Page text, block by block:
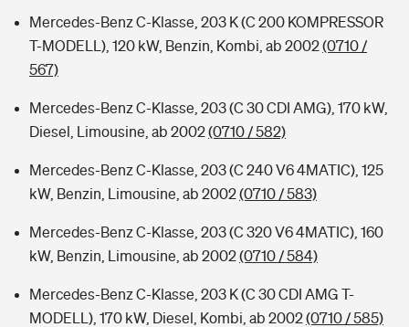
Mercedes-Benz C-Klasse, 203 K (C 200 KOMPRESSOR
T-MODELL), 120 kW, Benzin, Kombi, ab 2002(0710 /
567)
Mercedes-Benz C-Klasse, 203 (C 30 CDI AMG), 170 kW,
Diesel, Limousine, ab 2002(0710 / 582)
Mercedes-Benz C-Klasse, 203 (C 240 V6 4MATIC), 125
kW, Benzin, Limousine, ab 2002(0710 / 583)
Mercedes-Benz C-Klasse, 203 (C 320 V6 4MATIC), 160
kW, Benzin, Limousine, ab 2002(0710 / 584)
Mercedes-Benz C-Klasse, 203 K (C 30 CDI AMG T-
MODELL), 170 kW, Diesel, Kombi, ab 2002(0710 / 585)